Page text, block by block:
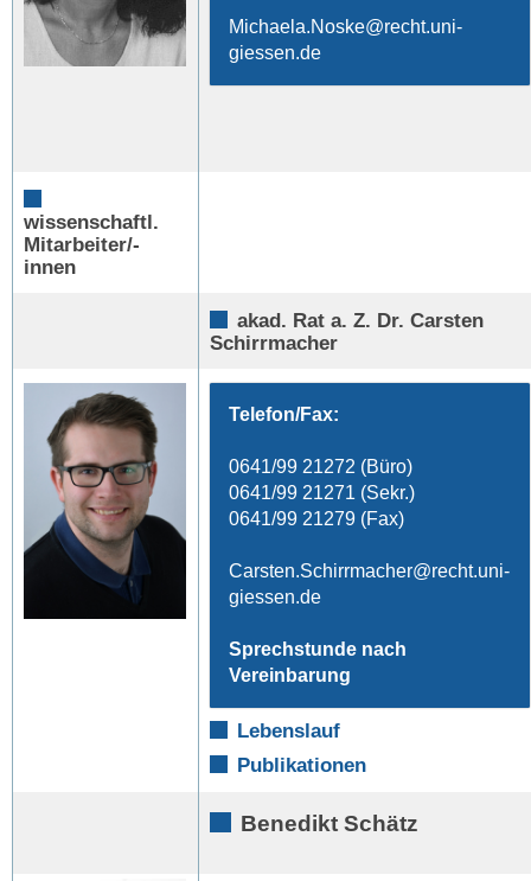
Michaela.Noske
wissenschaftl.
Mitarbeiter/-
innen
akad. Rat a. Z. Dr. Carsten
Schirrmacher
Telefon/Fax:
0641/99 21272 (Büro)
0641/99 21271 (Sekr.)
0641/99 21279 (Fax)
Carsten.Schirrmacher
Sprechstunde nach
Vereinbarung
Lebenslauf
Publikationen
Benedikt Schätz